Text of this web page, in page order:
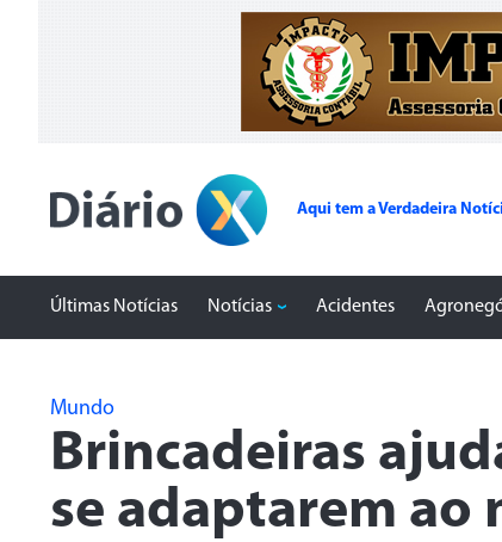
Aqui tem a Verdadeira
Últimas Notícias Notícias Acidentes
Mundo
Brincadeiras
se adaptarem ao